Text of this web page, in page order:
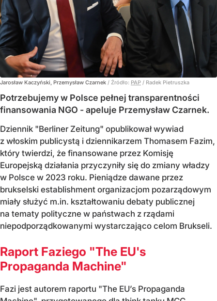
Jarosław Kaczyński, Przemysław Czarnek / Źródło: PAP / Radek Pietruszka
Potrzebujemy w Polsce pełnej transparentności
finansowania NGO - apeluje Przemysław Czarnek.
Dziennik "Berliner Zeitung" opublikował wywiad
z włoskim publicystą i dziennikarzem Thomasem Fazim,
który twierdzi, że finansowane przez Komisję
Europejską działania przyczyniły się do zmiany władzy
w Polsce w 2023 roku. Pieniądze dawane przez
brukselski establishment organizacjom pozarządowym
miały służyć m.in. kształtowaniu debaty publicznej
na tematy polityczne w państwach z rządami
niepodporządkowanymi wystarczająco celom Brukseli.
Raport Faziego "The EU's
Propaganda Machine"
Fazi jest autorem raportu "The EU’s Propaganda